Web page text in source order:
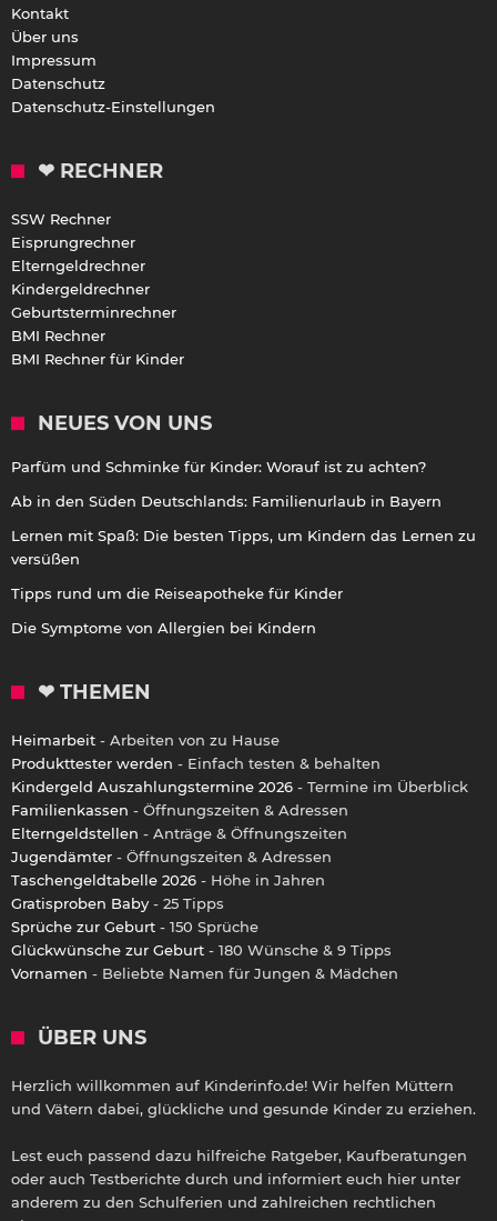
Kontakt
Über uns
Impressum
Datenschutz
Datenschutz-Einstellungen
❤ RECHNER
SSW Rechner
Eisprungrechner
Elterngeldrechner
Kindergeldrechner
Geburtsterminrechner
BMI Rechner
BMI Rechner für Kinder
NEUES VON UNS
Parfüm und Schminke für Kinder: Worauf ist zu achten?
Ab in den Süden Deutschlands: Familienurlaub in Bayern
Lernen mit Spaß: Die besten Tipps, um Kindern das Lernen zu
versüßen
Tipps rund um die Reiseapotheke für Kinder
Die Symptome von Allergien bei Kindern
❤ THEMEN
Heimarbeit - Arbeiten von zu Hause
Produkttester werden - Einfach testen & behalten
Kindergeld Auszahlungstermine 2026 - Termine im Überblick
Familienkassen - Öffnungszeiten & Adressen
Elterngeldstellen - Anträge & Öffnungszeiten
Jugendämter - Öffnungszeiten & Adressen
Taschengeldtabelle 2026 - Höhe in Jahren
Gratisproben Baby - 25 Tipps
Sprüche zur Geburt - 150 Sprüche
Glückwünsche zur Geburt - 180 Wünsche & 9 Tipps
Vornamen - Beliebte Namen für Jungen & Mädchen
ÜBER UNS
Herzlich willkommen auf Kinderinfo.de! Wir helfen Müttern
und Vätern dabei, glückliche und gesunde Kinder zu erziehen.
Lest euch passend dazu hilfreiche Ratgeber, Kaufberatungen
oder auch Testberichte durch und informiert euch hier unter
anderem zu den Schulferien und zahlreichen rechtlichen